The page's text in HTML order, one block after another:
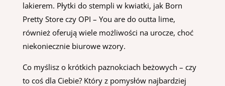
lakierem. Płytki do stempli w kwiatki, jak Born
Pretty Store czy OPI – You are do outta lime,
również oferują wiele możliwości na urocze, choć
niekoniecznie biurowe wzory.
Co myślisz o krótkich paznokciach beżowych – czy
to coś dla Ciebie? Który z pomysłów najbardziej